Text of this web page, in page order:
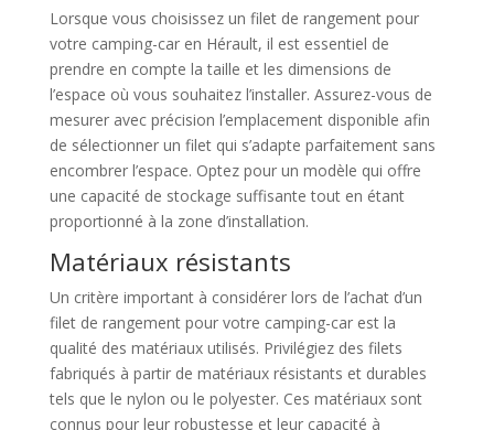
Lorsque vous choisissez un filet de rangement pour
votre camping-car en Hérault, il est essentiel de
prendre en compte la taille et les dimensions de
l’espace où vous souhaitez l’installer. Assurez-vous de
mesurer avec précision l’emplacement disponible afin
de sélectionner un filet qui s’adapte parfaitement sans
encombrer l’espace. Optez pour un modèle qui offre
une capacité de stockage suffisante tout en étant
proportionné à la zone d’installation.
Matériaux résistants
Un critère important à considérer lors de l’achat d’un
filet de rangement pour votre camping-car est la
qualité des matériaux utilisés. Privilégiez des filets
fabriqués à partir de matériaux résistants et durables
tels que le nylon ou le polyester. Ces matériaux sont
connus pour leur robustesse et leur capacité à